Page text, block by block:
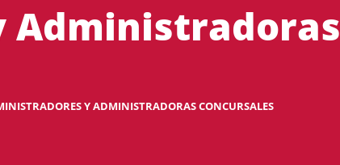
Administradoras
Y ADMINISTRADORAS CONCURSALES